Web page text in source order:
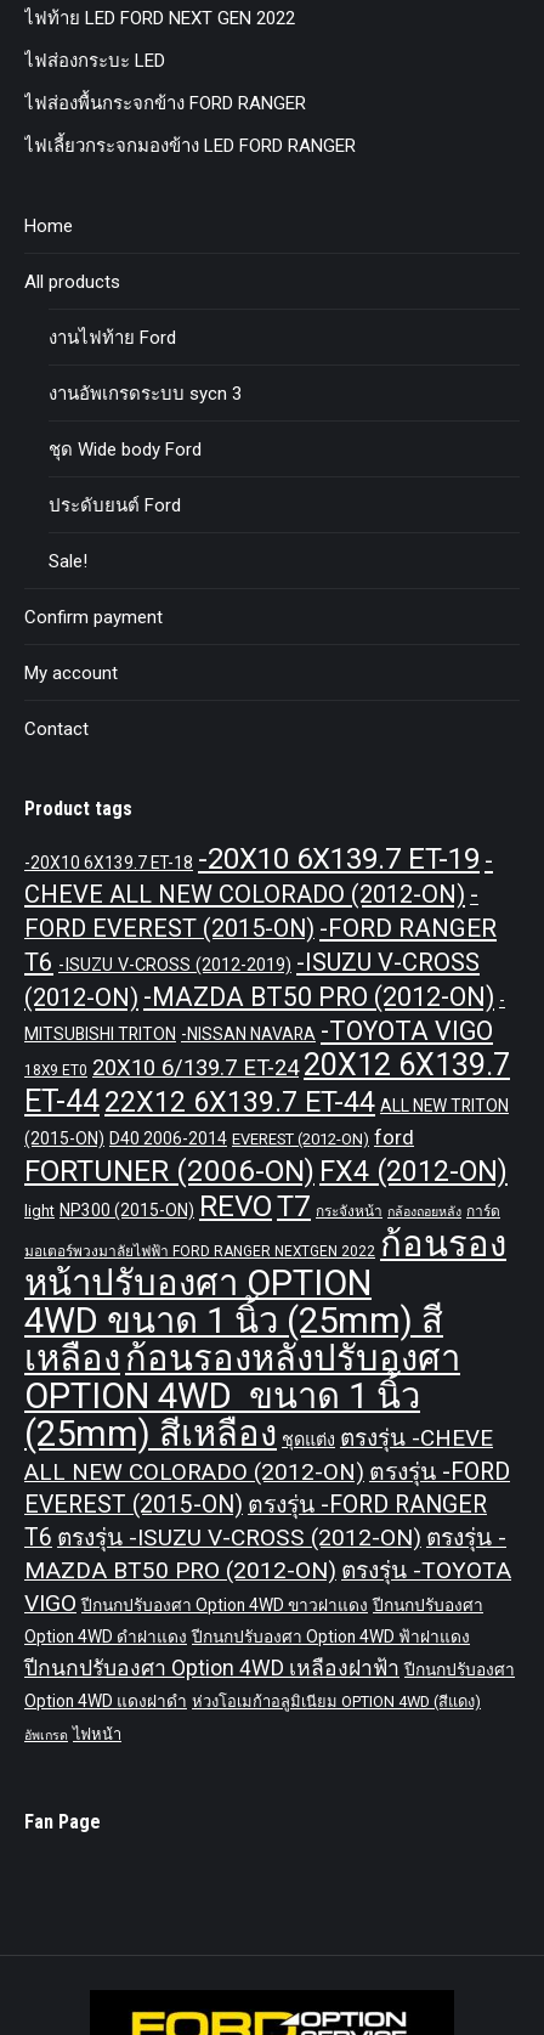
ไฟท้าย LED FORD NEXT GEN 2022
ไฟส่องกระบะ LED
ไฟส่องพื้นกระจกข้าง FORD RANGER
ไฟเลี้ยวกระจกมองข้าง LED FORD RANGER
Home
All products
งานไฟท้าย Ford
งานอัพเกรดระบบ sycn 3
ชุด Wide body Ford
ประดับยนต์ Ford
Sale!
Confirm payment
My account
Contact
Product tags
-20X10 6X139.7 ET-18 -20X10 6X139.7 ET-19 -
CHEVE ALL NEW COLORADO (2012-ON) -
FORD EVEREST (2015-ON) -FORD RANGER
T6 -ISUZU V-CROSS (2012-2019) -ISUZU V-CROSS
(2012-ON) -MAZDA BT50 PRO (2012-ON) -
MITSUBISHI TRITON -NISSAN NAVARA -TOYOTA VIGO
18X9 ET0 20X10 6/139.7 ET-24 20X12 6X139.7
ET-4422X12 6X139.7 ET-44 ALL NEW TRITON
(2015-ON) D40 2006-2014 EVEREST (2012-ON) ford
FORTUNER (2006-ON) FX4 (2012-ON)
light NP300 (2015-ON) REVOT7 กระจังหน้า กล้องถอยหลัง การ์ด
มอเตอร์พวงมาลัยไฟฟ้า FORD RANGER NEXTGEN 2022 ก้อนรอง
หน้าปรับองศา OPTION
4WD ขนาด 1 นิ้ว (25mm) สี
เหลือง ก้อนรองหลังปรับองศา
OPTION 4WD ขนาด 1 นิ้ว
(25mm) สีเหลือง ชุดแต่ง ตรงรุ่น -CHEVE
ALL NEW COLORADO (2012-ON) ตรงรุ่น -FORD
EVEREST (2015-ON) ตรงรุ่น -FORD RANGER
T6 ตรงรุ่น -ISUZU V-CROSS (2012-ON) ตรงรุ่น -
MAZDA BT50 PRO (2012-ON) ตรงรุ่น -TOYOTA
VIGO ปีกนกปรับองศา Option 4WD ขาวฝาแดง ปีกนกปรับองศา
Option 4WD ดำฝาแดง ปีกนกปรับองศา Option 4WD ฟ้าฝาแดง
ปีกนกปรับองศา Option 4WD เหลืองฝาฟ้า ปีกนกปรับองศา
Option 4WD แดงฝาดำ ห่วงโอเมก้าอลูมิเนียม OPTION 4WD (สีแดง)
อัพเกรด ไฟหน้า
Fan Page